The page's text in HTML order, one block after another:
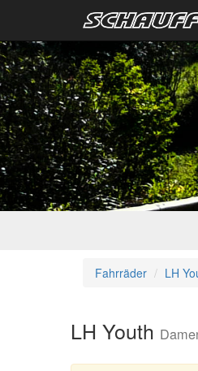
Fahrräder LH
LH Youth